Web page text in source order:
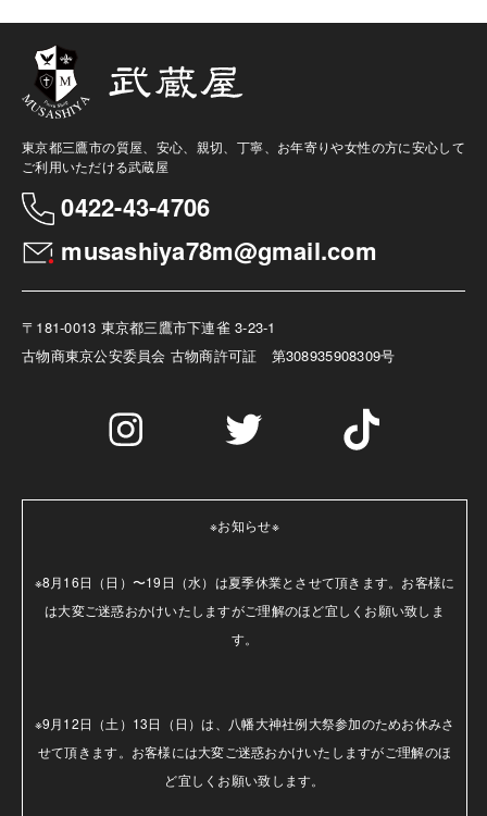
東京都三鷹市の質屋、安心、親切、丁寧、お年寄りや女性の方に安心して
ご利用いただける武蔵屋
0422-43-4706
musashiya78m@gmail.com
〒181-0013 東京都三鷹市下連雀 3-23-1
古物商東京公安委員会 古物商許可証 第308935908309号
※お知らせ※
※8月16日（日）〜19日（水）は夏季休業とさせて頂きます。お客様に
は大変ご迷惑おかけいたしますがご理解のほど宜しくお願い致しま
す。
※9月12日（土）13日（日）は、八幡大神社例大祭参加のためお休みさ
せて頂きます。お客様には大変ご迷惑おかけいたしますがご理解のほ
ど宜しくお願い致します。